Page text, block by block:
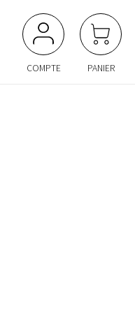
COMPTE PANIER